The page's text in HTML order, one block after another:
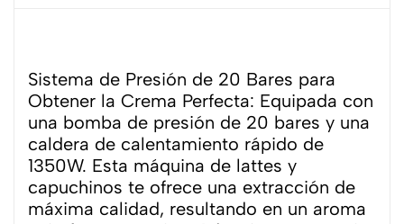
Sistema de Presión de 20 Bares para
Obtener la Crema Perfecta: Equipada con
una bomba de presión de 20 bares y una
caldera de calentamiento rápido de
1350W. Esta máquina de lattes y
capuchinos te ofrece una extracción de
máxima calidad, resultando en un aroma